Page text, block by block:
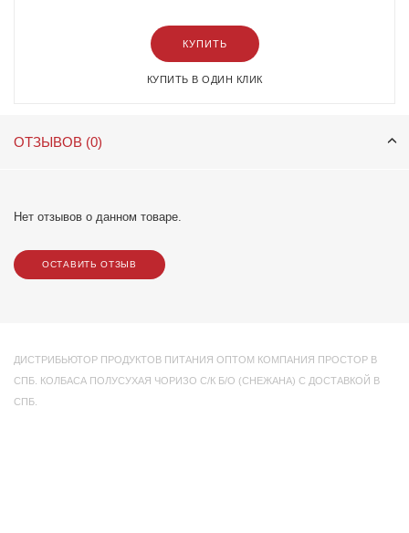
КУПИТЬ
КУПИТЬ В ОДИН КЛИК
ОТЗЫВОВ (0)
Нет отзывов о данном товаре.
ОСТАВИТЬ ОТЗЫВ
ДИСТРИБЬЮТОР ПРОДУКТОВ ПИТАНИЯ ОПТОМ КОМПАНИЯ ПРОСТОР В
СПБ. КОЛБАСА ПОЛУСУХАЯ ЧОРИЗО С/К Б/О (СНЕЖАНА) С ДОСТАВКОЙ В
СПБ.